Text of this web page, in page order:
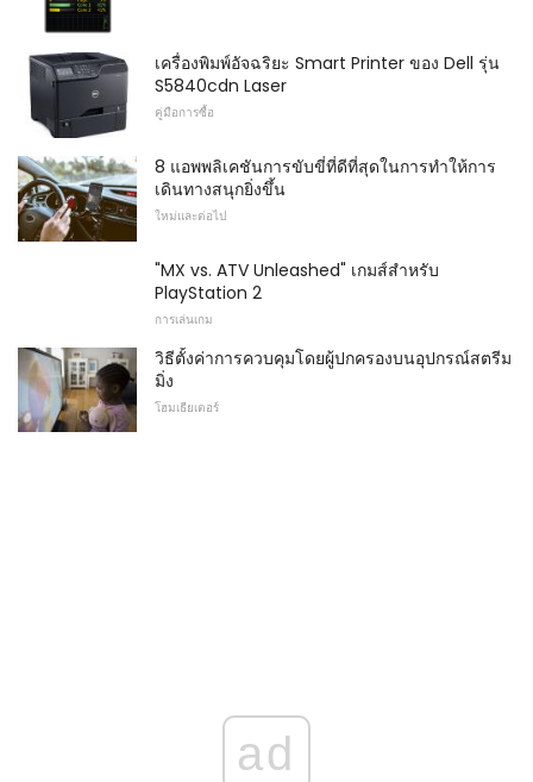
เครื่องพิมพ์อัจฉริยะ Smart Printer ของ Dell รุ่น
S5840cdn Laser
คู่มือการซื้อ
8 แอพพลิเคชันการขับขี่ที่ดีที่สุดในการทำให้การ
เดินทางสนุกยิ่งขึ้น
ใหม่และต่อไป
"MX vs. ATV Unleashed" เกมส์สำหรับ
PlayStation 2
การเล่นเกม
วิธีตั้งค่าการควบคุมโดยผู้ปกครองบนอุปกรณ์สตรีม
มิ่ง
โฮมเธียเตอร์
ad